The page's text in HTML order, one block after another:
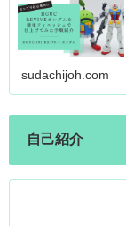
sudachijoh.com
自己紹介